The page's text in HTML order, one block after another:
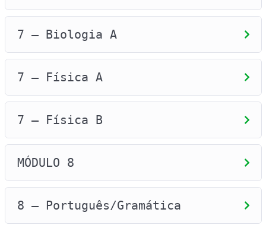
7 – Biologia A
7 – Física A
7 – Física B
MÓDULO 8
8 – Português/Gramática